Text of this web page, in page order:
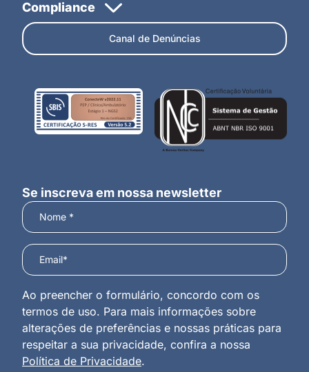
Canal de Denúncias
Se inscreva em nossa newsletter
Ao preencher o formulário, concordo com os
termos de uso. Para mais informações sobre
alterações de preferências e nossas práticas para
respeitar a sua privacidade, confira a nossa
Política de Privacidade.